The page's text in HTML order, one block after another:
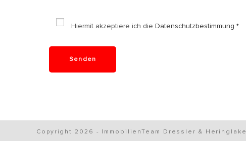
Hiermit akzeptiere ich die Datenschutzbestimmung *
Copyright 2026 - ImmobilienTeam Dressler & Heringlake